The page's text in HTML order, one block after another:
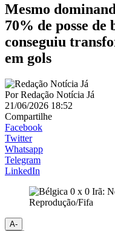
Mesmo
70% de posse de
conseguiu
em gols
PorRedação Notícia Já
21/06/2026 18:52
Compartilhe
Facebook
Twitter
Whatsapp
Telegram
LinkedIn
Reprodução/Fifa
A-